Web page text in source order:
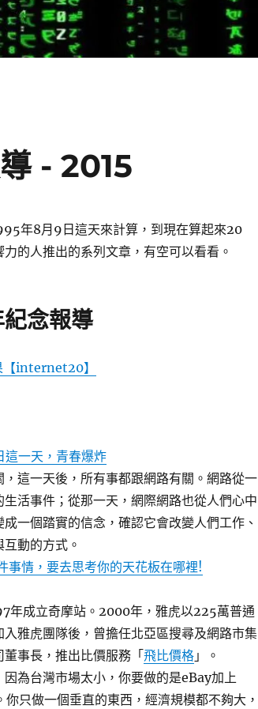
- 2015
年8月9日這天來計算，到現在算起來20
的人推出的系列文章，有空可以看看。
念報導
internet20】
一天，青春爆炸
這一天後，所有事都跟網路有關。網路從一
活事件；從那一天，網際網路也從人們心中
一個踏實的信念，確認它會改變人們工作、
動的方式。
情，要去思考你的天花板在哪裡!
成立奇摩站。2000年，雅虎以225萬普通
雅虎團隊後，曾擔任北亞區搜尋及網路市集
事長，推出比價服務「飛比價格」。
為台灣市場太小，你要做的是eBay加上
只做一個垂直的東西，經濟規模都不夠大，